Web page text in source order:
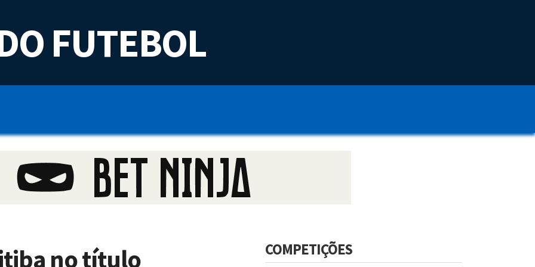
FUTEBOL
no título
COMPETIÇÕES